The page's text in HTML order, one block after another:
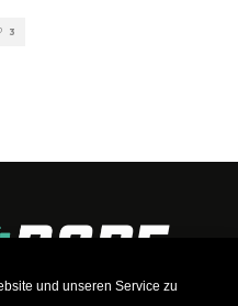
und unseren Service zu
3